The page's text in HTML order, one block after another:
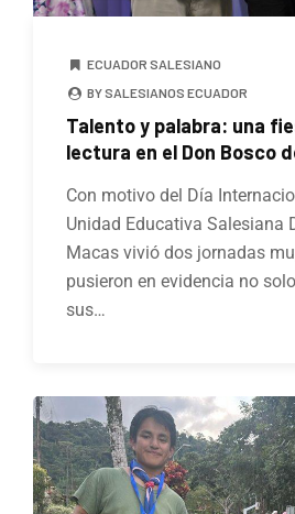
ECUADOR SALESIANO
BY SALESIANOS ECUADOR
Talento y palabra: una
lectura en el Don Bosco
Con motivo del Día
Unidad Educativa Salesiana
Macas vivió dos jornadas
pusieron en evidencia no
sus…